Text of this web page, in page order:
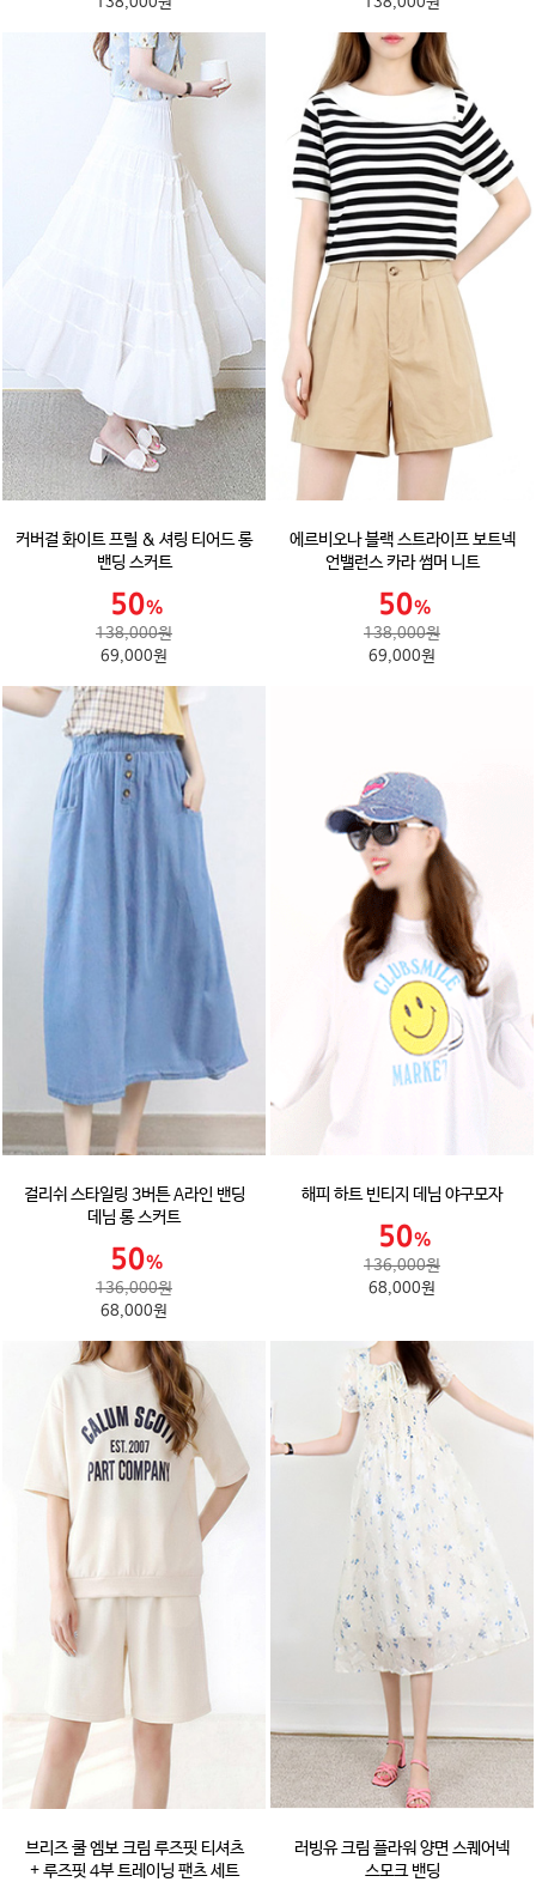
커버걸 화이트 프릴 & 셔링 티어드 롱
밴딩 스커트
138,000원
69,000원
에르비오나 블랙 스트라이프 보트넥
언밸런스 카라 썸머 니트
138,000원
69,000원
걸리쉬 스타일링 3버튼 A라인 밴딩
데님 롱 스커트
136,000원
68,000원
해피 하트 빈티지 데님 야구모자
136,000원
68,000원
브리즈 쿨 엠보 크림 루즈핏 티셔츠
+ 루즈핏 4부 트레이닝 팬츠 세트
러빙유 크림 플라워 양면 스퀘어넥
스모크 밴딩